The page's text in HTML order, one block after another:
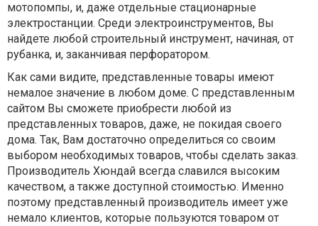
мотопомпы, и, даже отдельные стационарные
электростанции. Среди электроинструментов, Вы
найдете любой строительный инструмент, начиная, от
рубанка, и, заканчивая перфоратором.
Как сами видите, представленные товары имеют
немалое значение в любом доме. С представленным
сайтом Вы сможете приобрести любой из
представленных товаров, даже, не покидая своего
дома. Так, Вам достаточно определиться со своим
выбором необходимых товаров, чтобы сделать заказ.
Производитель Хюндай всегда славился высоким
качеством, а также доступной стоимостью. Именно
поэтому представленный производитель имеет уже
немало клиентов, которые пользуются товаром от